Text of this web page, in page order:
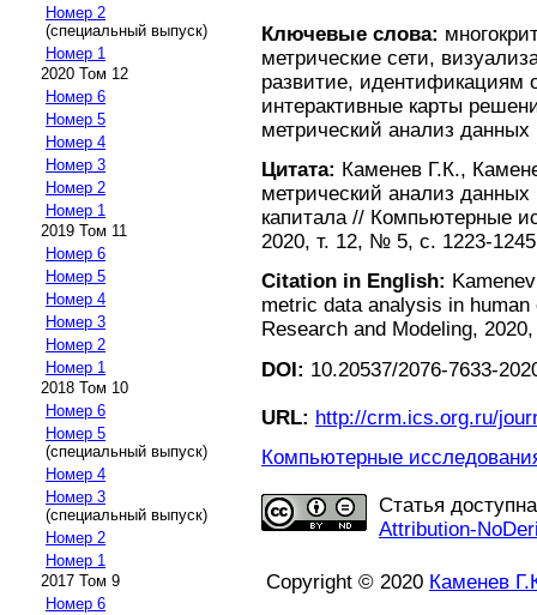
Номер 2
(специальный выпуск)
Номер 1
2020 Том 12
Номер 6
Номер 5
Номер 4
Номер 3
Номер 2
Номер 1
2019 Том 11
Номер 6
Номер 5
Номер 4
Номер 3
Номер 2
Номер 1
2018 Том 10
Номер 6
Номер 5
(специальный выпуск)
Номер 4
Номер 3
(специальный выпуск)
Номер 2
Номер 1
2017 Том 9
Номер 6
Ключевые слова:
метрические сети,
развитие, идентификациям
интерактивные карты
метрический анализ данных
Цитата: Каменев Г.К.,
метрический анализ данных
капитала // Компьютерные
2020, т. 12, № 5, с. 1223-1245
Citation in English:
metric data analysis in
Research and Modeling,
DOI: 10.20537/2076-7633-
URL: http://crm.ics.org.ru/
Компьютерные
Статья
Attribution-
Copyright © 2020 Каменев